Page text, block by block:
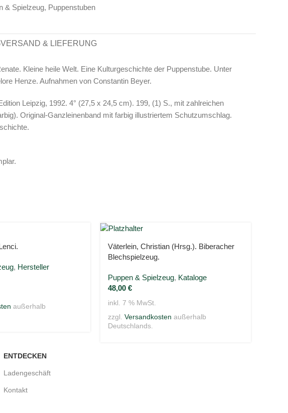
& Spielzeug, Puppenstuben
VERSAND & LIEFERUNG
Kleine heile Welt. Eine Kulturgeschichte der Puppenstube. Unter
Henze. Aufnahmen von Constantin Beyer.
Leipzig, 1992. 4° (27,5 x 24,5 cm). 199, (1) S., mit zahlreichen
Original-Ganzleinenband mit farbig illustriertem Schutzumschlag.
, Hersteller
außerhalb
Väterlein, Christian (Hrsg.). Biberacher
Blechspielzeug.
Puppen & Spielzeug, Kataloge
48,00 €
inkl. 7 % MwSt.
zzgl. Versandkosten außerhalb
Deutschlands.
ENTDECKEN
Ladengeschäft
Kontakt